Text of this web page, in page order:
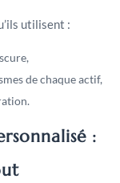
utilisent :
de chaque actif,
: